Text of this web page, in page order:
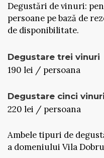
Degustări de vinuri:
persoane pe bază de
de disponibilitate.
Degustare trei vinuri
190 lei / persoana
Degustare cinci vinuri
220 lei / persoana
Ambele tipuri de
a domeniului Vila